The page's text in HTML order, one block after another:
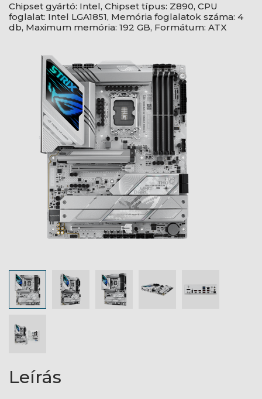
Chipset gyártó: Intel, Chipset típus: Z890, CPU
foglalat: Intel LGA1851, Memória foglalatok száma: 4
db, Maximum memória: 192 GB, Formátum: ATX
Leírás